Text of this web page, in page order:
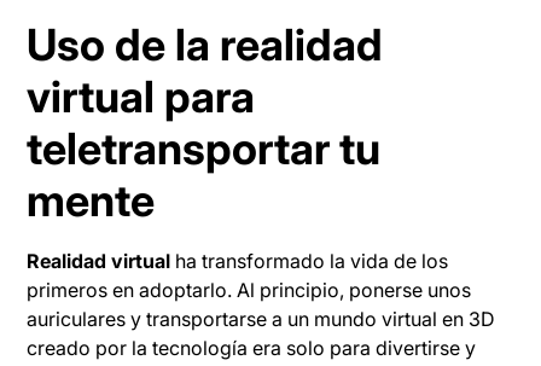
Uso de la realidad
virtual para
teletransportar tu
mente
Realidad virtual ha transformado la vida de los
primeros en adoptarlo. Al principio, ponerse unos
auriculares y transportarse a un mundo virtual en 3D
creado por la tecnología era solo para divertirse y